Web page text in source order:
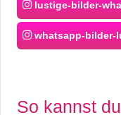
lustige-bilder-
whatsapp-bilder-
So kannst